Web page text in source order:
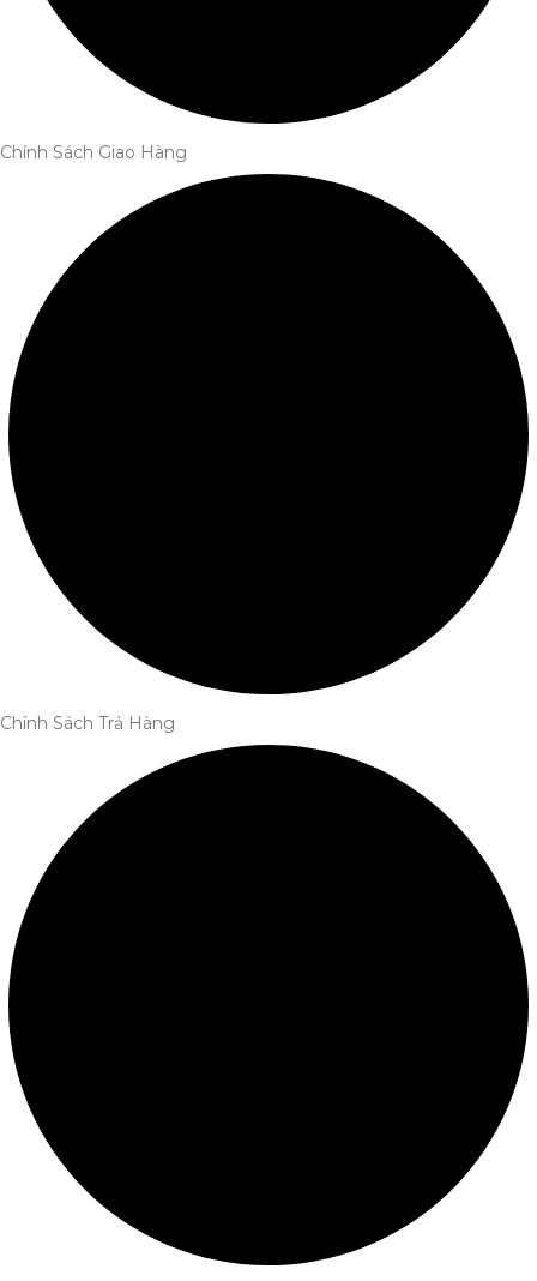
Chính Sách Giao Hàng
Chính Sách Trả Hàng